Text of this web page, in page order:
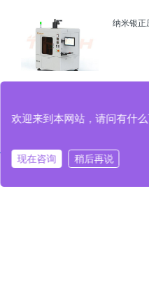
纳米银
在线咨询
欢迎来到本网站，请问有什
现在咨询
稍后再说
在线咨询